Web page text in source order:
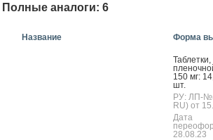
Полные аналоги: 6
Название Форма
150 мг:
шт.
РУ: ЛП-
RU) от
Дата
28.08.23